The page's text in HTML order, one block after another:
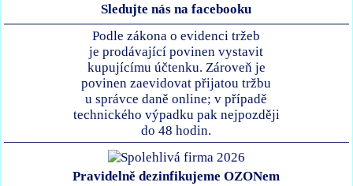
Sledujte nás na facebooku
Podle zákona o evidenci tržeb
je prodávající povinen vystavit
kupujícímu účtenku. Zároveň je
povinen zaevidovat přijatou tržbu
u správce daně online; v případě
technického výpadku pak nejpozději
do 48 hodin.
Pravidelně dezinfikujeme OZONem